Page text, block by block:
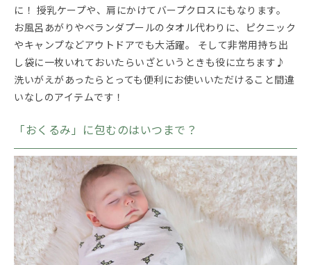
に！ 授乳ケープや、肩にかけてバープクロスにもなります。
お風呂あがりやベランダプールのタオル代わりに、ピクニック
やキャンプなどアウトドアでも大活躍。 そして非常用持ち出
し袋に一枚いれておいたらいざというときも役に立ちます♪
洗いがえがあったらとっても便利にお使いいただけること間違
いなしのアイテムです！
「おくるみ」に包むのはいつまで？